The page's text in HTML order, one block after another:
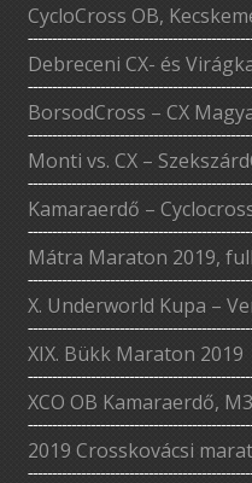
CycloCross OB,
Debreceni CX- és
BorsodCross – CX
Monti vs. CX –
Kamaraerdő –
Mátra Maraton 2019,
X. Underworld Kupa –
XIX. Bükk Maraton 2019
XCO OB Kamaraerdő,
2019 Crosskovácsi